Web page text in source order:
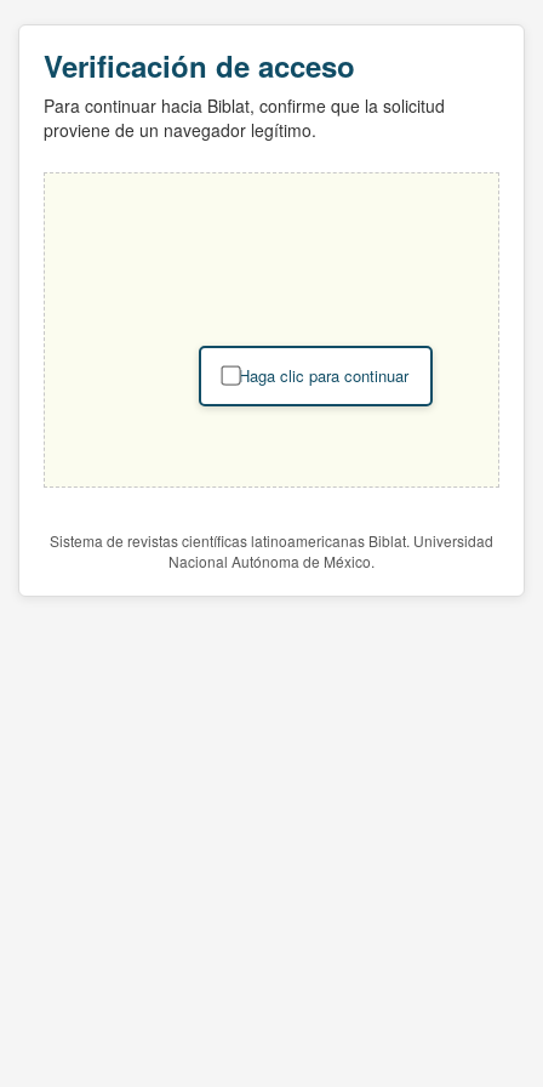
Verificación de acceso
Para continuar hacia Biblat, confirme que la solicitud
proviene de un navegador legítimo.
Haga clic para continuar
Sistema de revistas científicas latinoamericanas Biblat. Universidad
Nacional Autónoma de México.